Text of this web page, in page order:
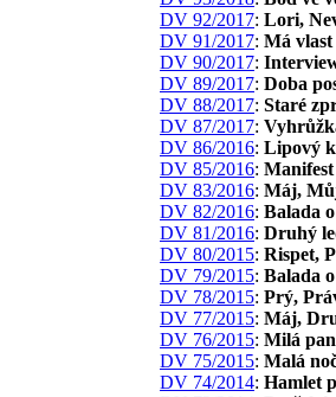
DV 92/2017: Lori,
DV 91/2017: Má vlast
DV 90/2017:
DV 89/2017: Doba
DV 88/2017: Staré
DV 87/2017:
DV 86/2016: Lipový
DV 85/2016:
DV 83/2016: Máj,
DV 82/2016: Balada
DV 81/2016: Druhý
DV 80/2015: Rispet,
DV 79/2015: Balada
DV 78/2015: Prý,
DV 77/2015: Máj,
DV 76/2015: Milá
DV 75/2015: Malá
DV 74/2014: Hamlet